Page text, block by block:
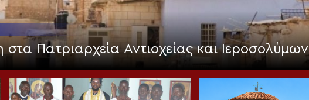
Πατριαρχεία Αντιοχείας και Ιεροσολύμων